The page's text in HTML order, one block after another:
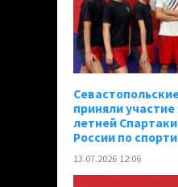
приняли
летней
России по
13.07.2026 12:06